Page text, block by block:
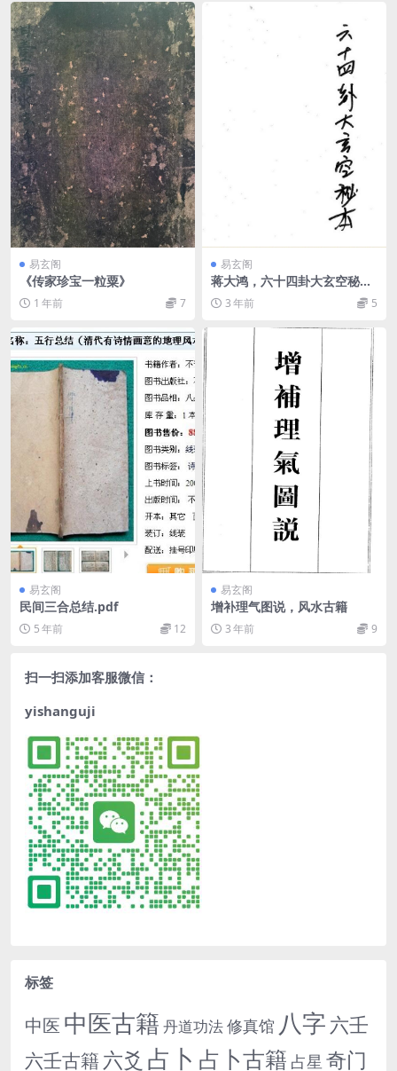
易玄阁
《传家珍宝一粒粟》
1 年前 7
易玄阁
蒋大鸿，六十四卦大玄空秘
本，古本
3 年前 5
易玄阁
民间三合总结.pdf
5 年前 12
易玄阁
增补理气图说，风水古籍
3 年前 9
扫一扫添加客服微信：
yishanguji
标签
中医 中医古籍 丹道功法修真馆 八字 六壬
六壬古籍 六爻 占卜 占卜古籍 占星 奇门